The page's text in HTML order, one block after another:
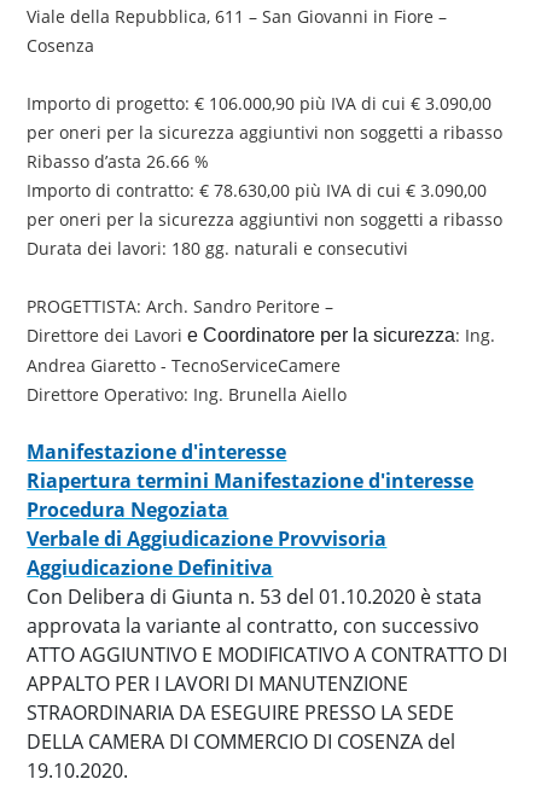
Viale della Repubblica, 611 – San Giovanni in Fiore –
Cosenza
Importo di progetto: € 106.000,90 più IVA di cui € 3.090,00
per oneri per la sicurezza aggiuntivi non soggetti a ribasso
Ribasso d’asta 26.66 %
Importo di contratto: € 78.630,00 più IVA di cui € 3.090,00
per oneri per la sicurezza aggiuntivi non soggetti a ribasso
Durata dei lavori: 180 gg. naturali e consecutivi
PROGETTISTA: Arch. Sandro Peritore –
Direttore dei Lavorie Coordinatore per la sicurezza: Ing.
Andrea Giaretto - TecnoServiceCamere
Direttore Operativo: Ing. Brunella Aiello
Manifestazione d'interesse
Riapertura termini Manifestazione d'interesse
Procedura Negoziata
Verbale di Aggiudicazione Provvisoria
Aggiudicazione Definitiva
Con Delibera di Giunta n. 53 del 01.10.2020 è stata
approvata la variante al contratto, con successivo
ATTO AGGIUNTIVO E MODIFICATIVO A CONTRATTO DI
APPALTO PER I LAVORI DI MANUTENZIONE
STRAORDINARIA DA ESEGUIRE PRESSO LA SEDE
DELLA CAMERA DI COMMERCIO DI COSENZA del
19.10.2020.